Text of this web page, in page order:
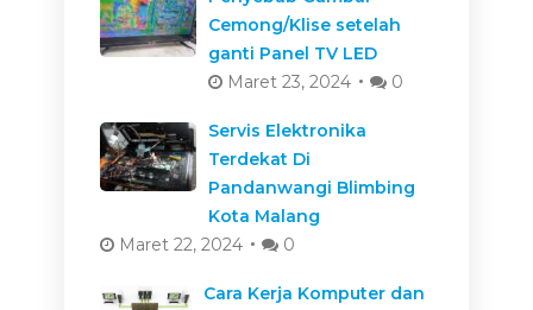
Cemong/Klise setelah
ganti Panel TV LED
Maret 23, 2024
0
Servis Elektronika
Terdekat Di
Pandanwangi Blimbing
Kota Malang
Maret 22, 2024
0
Cara Kerja Komputer dan